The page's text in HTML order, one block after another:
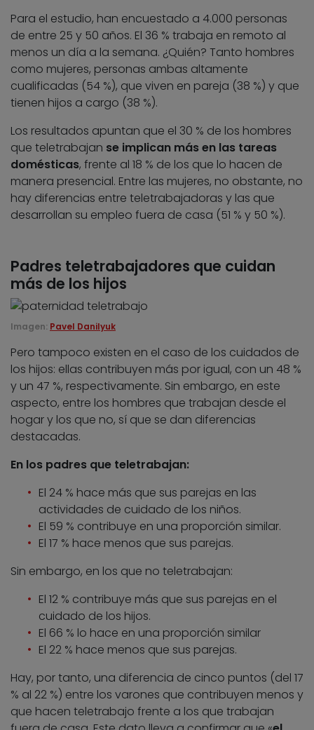
Para el estudio, han encuestado a 4.000 personas
de entre 25 y 50 años. El 36 % trabaja en remoto al
menos un día a la semana. ¿Quién? Tanto hombres
como mujeres, personas ambas altamente
cualificadas (54 %), que viven en pareja (38 %) y que
tienen hijos a cargo (38 %).
Los resultados apuntan que el 30 % de los hombres
que teletrabajan se implican más en las tareas
domésticas, frente al 18 % de los que lo hacen de
manera presencial. Entre las mujeres, no obstante, no
hay diferencias entre teletrabajadoras y las que
desarrollan su empleo fuera de casa (51 % y 50 %).
Padres teletrabajadores que cuidan
más de los hijos
Imagen: Pavel Danilyuk
Pero tampoco existen en el caso de los cuidados de
los hijos: ellas contribuyen más por igual, con un 48 %
y un 47 %, respectivamente. Sin embargo, en este
aspecto, entre los hombres que trabajan desde el
hogar y los que no, sí que se dan diferencias
destacadas.
En los padres que teletrabajan:
El 24 % hace más que sus parejas en las
actividades de cuidado de los niños.
El 59 % contribuye en una proporción similar.
El 17 % hace menos que sus parejas.
Sin embargo, en los que no teletrabajan:
El 12 % contribuye más que sus parejas en el
cuidado de los hijos.
El 66 % lo hace en una proporción similar
El 22 % hace menos que sus parejas.
Hay, por tanto, una diferencia de cinco puntos (del 17
% al 22 %) entre los varones que contribuyen menos y
que hacen teletrabajo frente a los que trabajan